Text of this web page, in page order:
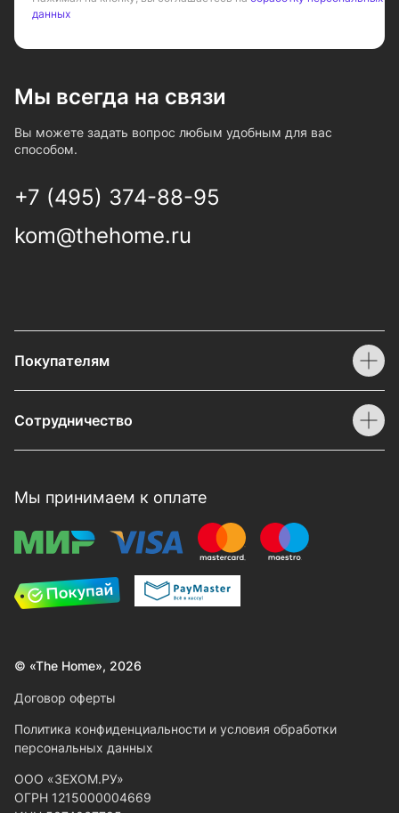
данных
Мы всегда на связи
Вы можете задать вопрос любым удобным для вас
способом.
+7 (495) 374-88-95
kom@thehome.ru
Покупателям
Сотрудничество
Мы принимаем к оплате
© «The Home», 2026
Договор оферты
Политика конфиденциальности и условия обработки
персональных данных
ООО «ЗЕХОМ.РУ»
ОГРН 1215000004669